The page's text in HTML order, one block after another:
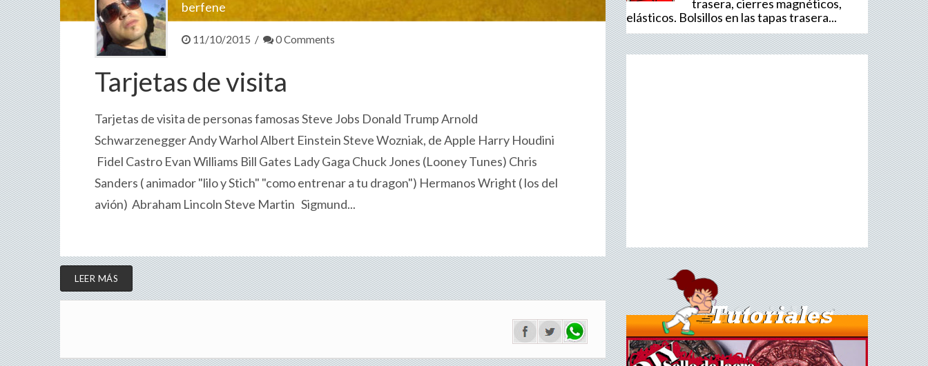
berfene
11/10/2015 / 0 Comments
Tarjetas de visita
Tarjetas de visita de personas famosas Steve Jobs Donald Trump Arnold
Schwarzenegger Andy Warhol Albert Einstein Steve Wozniak, de Apple Harry Houdini
Fidel Castro Evan Williams Bill Gates Lady Gaga Chuck Jones (Looney Tunes) Chris
Sanders ( animador "lilo y Stich" "como entrenar a tu dragon") Hermanos Wright ( los del
avión) Abraham Lincoln Steve Martin Sigmund...
LEER MÁS
trasera, cierres magnéticos,
elásticos. Bolsillos en las tapas trasera...